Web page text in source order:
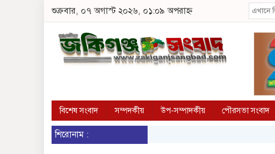
শুক্রবার, ০৭ অগাস্ট ২০২৬, ০১:০৯ অপরাহ্ন
বিশেষ সংবাদ সম্পদকীয় উপ-সম্পাদকীয় পৌরসভা সংবাদ
শিরোনাম :